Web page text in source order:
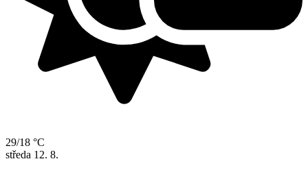
29/18 °C
středa 12. 8.